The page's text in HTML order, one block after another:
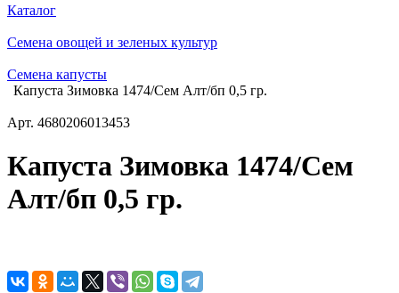
Каталог
Семена овощей и зеленых культур
Семена капусты
Капуста Зимовка 1474/Сем Алт/бп 0,5 гр.
Арт. 4680206013453
Капуста Зимовка 1474/Сем
Алт/бп 0,5 гр.